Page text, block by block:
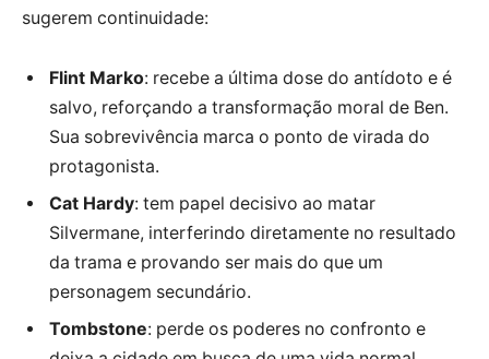
sugerem continuidade:
Flint Marko: recebe a última dose do antídoto e é
salvo, reforçando a transformação moral de Ben.
Sua sobrevivência marca o ponto de virada do
protagonista.
Cat Hardy: tem papel decisivo ao matar
Silvermane, interferindo diretamente no resultado
da trama e provando ser mais do que um
personagem secundário.
Tombstone: perde os poderes no confronto e